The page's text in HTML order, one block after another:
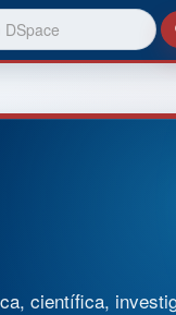
científica,